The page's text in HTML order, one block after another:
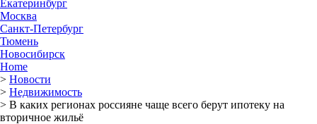
Екатеринбург
Москва
Санкт-Петербург
Тюмень
Новосибирск
Home
> Новости
> Недвижимость
> В каких регионах россияне чаще всего берут ипотеку на
вторичное жильё